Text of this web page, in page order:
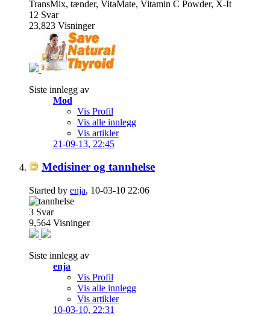
12 Svar
23,823 Visninger
Siste innlegg av
Mod
Vis Profil
Vis alle innlegg
Vis artikler
21-09-13, 22:45
Medisiner og tannhelse
Started by enja, 10-03-10 22:06
3 Svar
9,564 Visninger
Siste innlegg av
enja
Vis Profil
Vis alle innlegg
Vis artikler
10-03-10, 22:31